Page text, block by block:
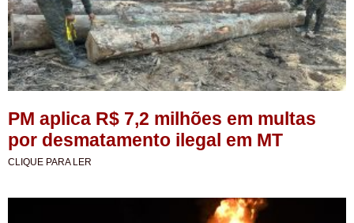
PM aplica R$ 7,2 milhões em multas
por desmatamento ilegal em MT
CLIQUE PARA LER